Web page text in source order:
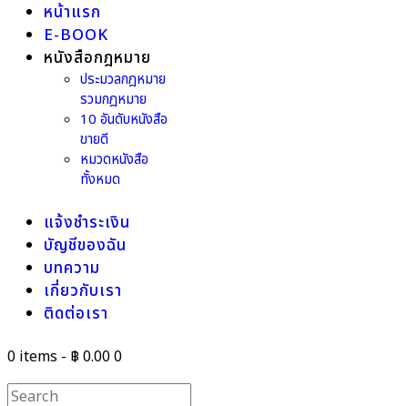
หน้าแรก
E-BOOK
หนังสือกฎหมาย
ประมวลกฎหมาย
รวมกฎหมาย
10 อันดับหนังสือ
ขายดี
หมวดหนังสือ
ทั้งหมด
แจ้งชำระเงิน
บัญชีของฉัน
บทความ
เกี่ยวกับเรา
ติดต่อเรา
0 items - ฿ 0.000